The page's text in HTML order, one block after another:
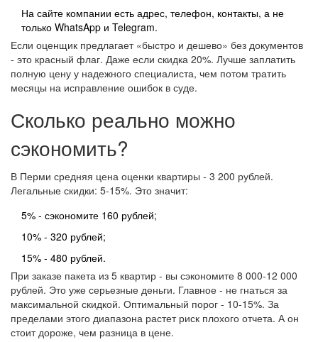
На сайте компании есть адрес, телефон, контакты, а не
только WhatsApp и Telegram.
Если оценщик предлагает «быстро и дешево» без документов
- это красный флаг. Даже если скидка 20%. Лучше заплатить
полную цену у надежного специалиста, чем потом тратить
месяцы на исправление ошибок в суде.
Сколько реально можно
сэкономить?
В Перми средняя цена оценки квартиры - 3 200 рублей.
Легальные скидки: 5-15%. Это значит:
5% - сэкономите 160 рублей;
10% - 320 рублей;
15% - 480 рублей.
При заказе пакета из 5 квартир - вы сэкономите 8 000-12 000
рублей. Это уже серьезные деньги. Главное - не гнаться за
максимальной скидкой. Оптимальный порог - 10-15%. За
пределами этого диапазона растет риск плохого отчета. А он
стоит дороже, чем разница в цене.